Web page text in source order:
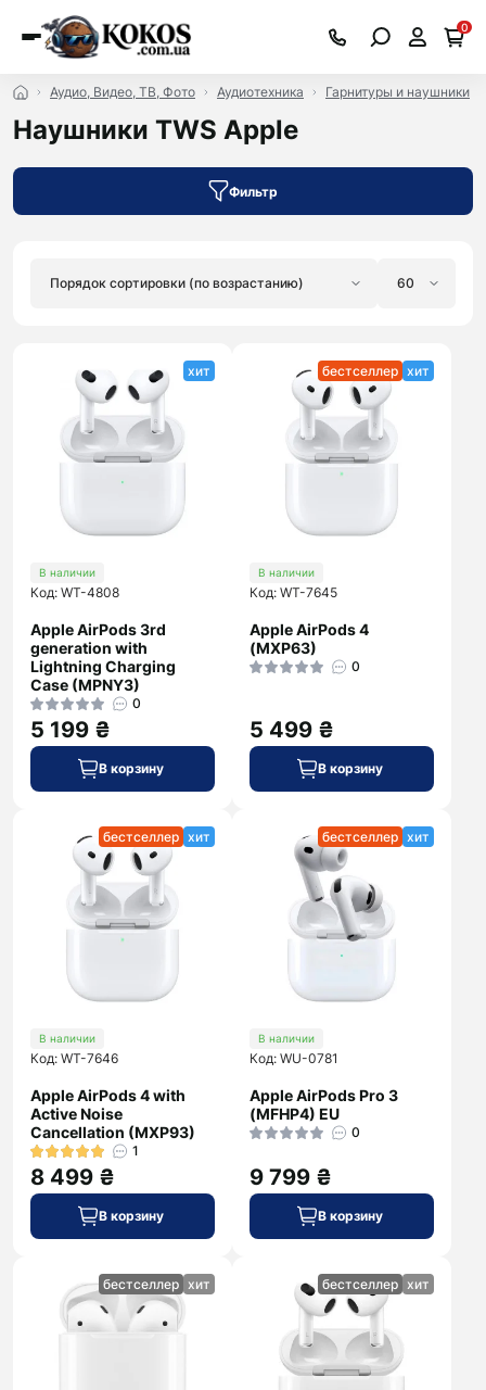
0
Аудио, Видео, ТВ, Фото Аудиотехника Гарнитуры и наушники
Наушники TWS Apple
Фильтр
хит
В наличии
Код: WT-4808
Apple AirPods 3rd
generation with
Lightning Charging
Case (MPNY3)
0
5 199 ₴
В корзину
бестселлер хит
В наличии
Код: WT-7645
Apple AirPods 4
(MXP63)
0
5 499 ₴
В корзину
бестселлер хит
В наличии
Код: WT-7646
Apple AirPods 4 with
Active Noise
Cancellation (MXP93)
1
8 499 ₴
В корзину
бестселлер хит
В наличии
Код: WU-0781
Apple AirPods Pro 3
(MFHP4) EU
0
9 799 ₴
В корзину
бестселлер хит бестселлер хит